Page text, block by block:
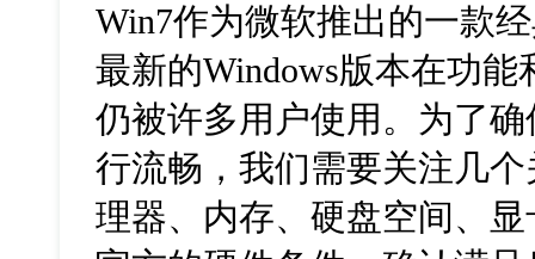
Win7作为微软推出的一款
最新的Windows版本在功能
仍被许多用户使用。为了
行流畅，我们需要关注几
理器、内存、硬盘空间、